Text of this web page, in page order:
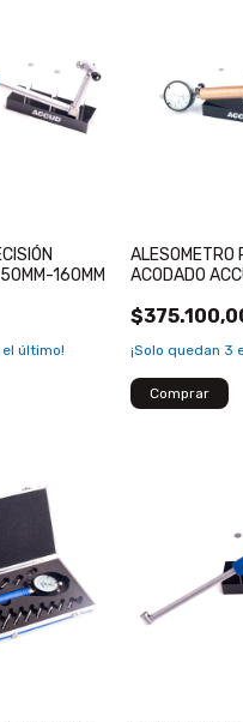
160MM
el último!
ALESOMETRO
ACODADO
¡Solo quedan 3